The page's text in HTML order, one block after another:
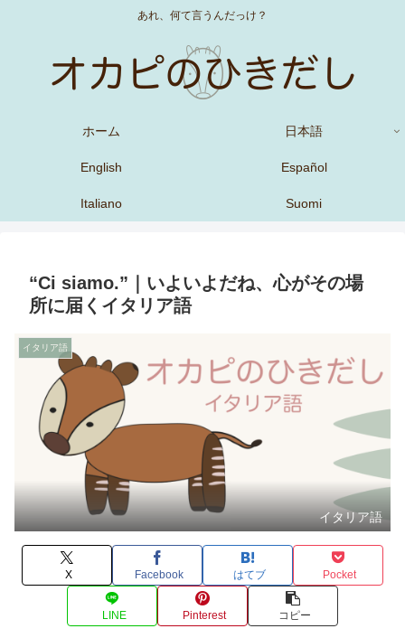
あれ、何て言うんだっけ？
ホーム 日本語
English Español
Italiano Suomi
“Ci siamo.”｜いよいよだね、心がその場
所に届くイタリア語
イタリア語
イタリア語
X Facebook はてブ Pocket
LINE Pinterest コピー